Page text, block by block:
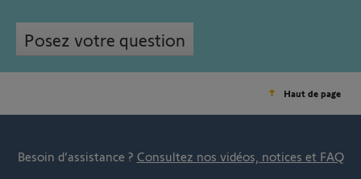
Posez votre question
Haut de page
Besoin d’assistance ? Consultez nos vidéos, notices et FAQ